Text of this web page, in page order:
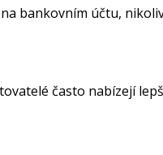
bankovním účtu,
často nabízejí